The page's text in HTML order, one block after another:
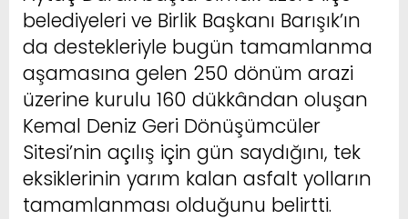
belediyeleri ve Birlik Başkanı Barışık’ın
da destekleriyle bugün tamamlanma
aşamasına gelen 250 dönüm arazi
üzerine kurulu 160 dükkândan oluşan
Kemal Deniz Geri Dönüşümcüler
Sitesi’nin açılış için gün saydığını, tek
eksiklerinin yarım kalan asfalt yolların
tamamlanması olduğunu belirtti.